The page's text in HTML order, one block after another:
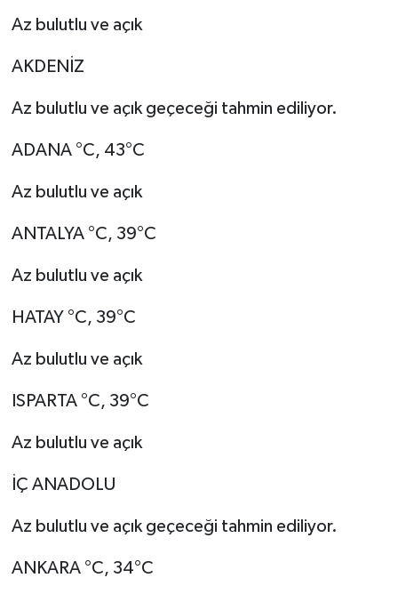
Az bulutlu ve açık
AKDENİZ
Az bulutlu ve açık geçeceği tahmin ediliyor.
ADANA °C, 43°C
Az bulutlu ve açık
ANTALYA °C, 39°C
Az bulutlu ve açık
HATAY °C, 39°C
Az bulutlu ve açık
ISPARTA °C, 39°C
Az bulutlu ve açık
İÇ ANADOLU
Az bulutlu ve açık geçeceği tahmin ediliyor.
ANKARA °C, 34°C